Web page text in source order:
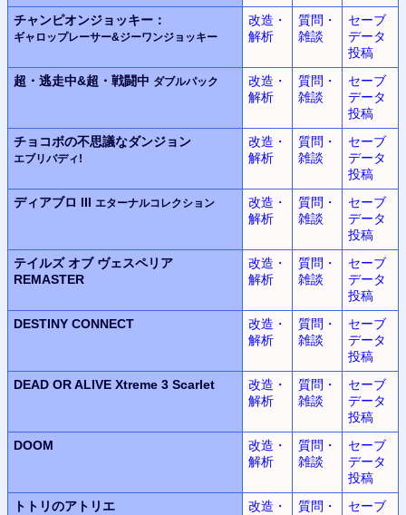
チャンピオンジョッキー：
ギャロップレーサー&ジーワンジョッキー
改造・
解析
質問・
雑談
セーブ
データ
投稿
超・逃走中&超・戦闘中 ダブルパック
改造・
解析
質問・
雑談
セーブ
データ
投稿
チョコボの不思議なダンジョン
エブリバディ!
改造・
解析
質問・
雑談
セーブ
データ
投稿
ディアブロ III エターナルコレクション
改造・
解析
質問・
雑談
セーブ
データ
投稿
テイルズ オブ ヴェスペリア
REMASTER
改造・
解析
質問・
雑談
セーブ
データ
投稿
DESTINY CONNECT
改造・
解析
質問・
雑談
セーブ
データ
投稿
DEAD OR ALIVE Xtreme 3 Scarlet
改造・
解析
質問・
雑談
セーブ
データ
投稿
DOOM
改造・
解析
質問・
雑談
セーブ
データ
投稿
トトリのアトリエ
改造・
質問・
セーブ